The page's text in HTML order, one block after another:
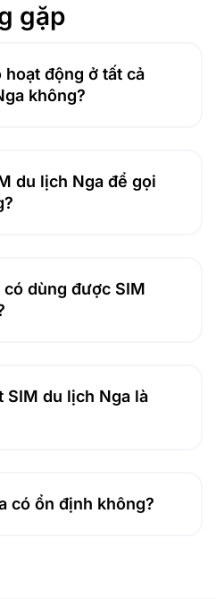
gặp
hoạt động ở tất cả
không?
du lịch Nga để gọi
dùng được SIM
SIM du lịch Nga là
có ổn định không?